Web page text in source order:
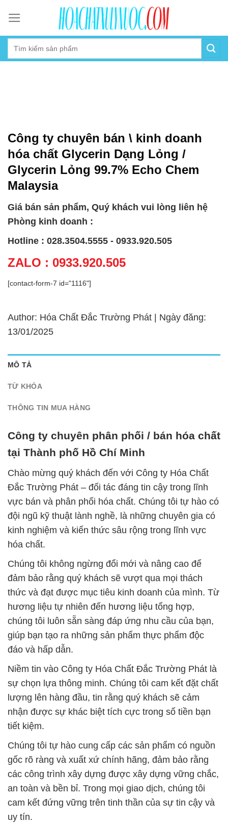
content
Công ty chuyên bán \ kinh doanh
hóa chất Glycerin Dạng Lỏng /
Glycerin Lỏng 99.7% Echo Chem
Malaysia
Giá bán sản phẩm, Quý khách vui lòng liên hệ
Phòng kinh doanh :
Hotline : 028.3504.5555 - 0933.920.505
ZALO : 0933.920.505
[contact-form-7 id="1116"]
Author: Hóa Chất Đắc Trường Phát | Ngày đăng:
13/01/2025
MÔ TẢ
TỪ KHÓA
THÔNG TIN MUA HÀNG
Công ty chuyên phân phối / bán hóa chất
tại Thành phố Hồ Chí Minh
Chào mừng quý khách đến với Công ty Hóa Chất
Đắc Trường Phát – đối tác đáng tin cậy trong lĩnh
vực bán và phân phối hóa chất. Chúng tôi tự hào có
đội ngũ kỹ thuật lành nghề, là những chuyên gia có
kinh nghiệm và kiến thức sâu rộng trong lĩnh vực
hóa chất.
Chúng tôi không ngừng đổi mới và nâng cao để
đảm bảo rằng quý khách sẽ vượt qua mọi thách
thức và đạt được mục tiêu kinh doanh của mình. Từ
hương liệu tự nhiên đến hương liệu tổng hợp,
chúng tôi luôn sẵn sàng đáp ứng nhu cầu của bạn,
giúp bạn tạo ra những sản phẩm thực phẩm độc
đáo và hấp dẫn.
Niềm tin vào Công ty Hóa Chất Đắc Trường Phát là
sự chọn lựa thông minh. Chúng tôi cam kết đặt chất
lượng lên hàng đầu, tin rằng quý khách sẽ cảm
nhận được sự khác biệt tích cực trong số tiền bạn
tiết kiệm.
Chúng tôi tự hào cung cấp các sản phẩm có nguồn
gốc rõ ràng và xuất xứ chính hãng, đảm bảo rằng
các công trình xây dựng được xây dựng vững chắc,
an toàn và bền bỉ. Trong mọi giao dịch, chúng tôi
cam kết đứng vững trên tinh thần của sự tin cậy và
uy tín.